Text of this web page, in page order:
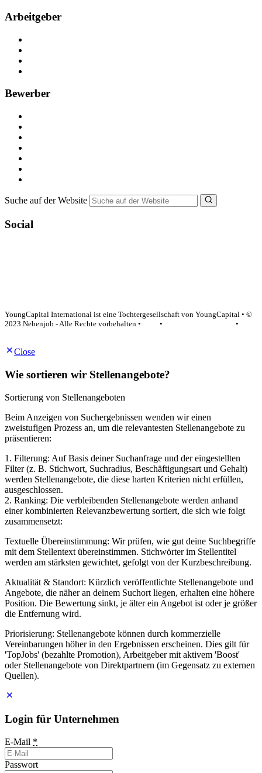
Arbeitgeber
Bewerber
Suche auf der Website
Social
YoungCapital International ist eine Tochtergesellschaft von YoungCapital • ©
2023 Nebenjob - Alle Rechte vorbehalten •
•
•
Close
Wie sortieren wir Stellenangebote?
Sortierung von Stellenangeboten
Beim Anzeigen von Suchergebnissen wenden wir einen
zweistufigen Prozess an, um die relevantesten Stellenangebote zu
präsentieren:
1. Filterung: Auf Basis deiner Suchanfrage und der eingestellten
Filter (z. B. Stichwort, Suchradius, Beschäftigungsart und Gehalt)
werden Stellenangebote, die diese harten Kriterien nicht erfüllen,
ausgeschlossen.
2. Ranking: Die verbleibenden Stellenangebote werden anhand
einer kombinierten Relevanzbewertung sortiert, die sich wie folgt
zusammensetzt:
Textuelle Übereinstimmung: Wir prüfen, wie gut deine Suchbegriffe
mit dem Stellentext übereinstimmen. Stichwörter im Stellentitel
werden am stärksten gewichtet, gefolgt von der Kurzbeschreibung.
Aktualität & Standort: Kürzlich veröffentlichte Stellenangebote und
Angebote, die näher an deinem Suchort liegen, erhalten eine höhere
Position. Die Bewertung sinkt, je älter ein Angebot ist oder je größer
die Entfernung wird.
Priorisierung: Stellenangebote können durch kommerzielle
Vereinbarungen höher in den Ergebnissen erscheinen. Dies gilt für
'TopJobs' (bezahlte Promotion), Arbeitgeber mit aktivem 'Boost'
oder Stellenangebote von Direktpartnern (im Gegensatz zu externen
Quellen).
Login für Unternehmen
E-Mail *
Passwort